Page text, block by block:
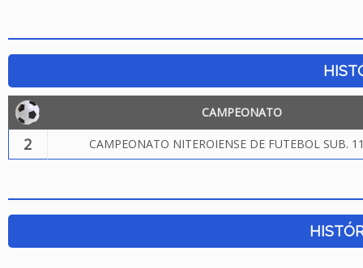
CAMPEONATO
2 CAMPEONATO NITEROIENSE DE FUTEBOL SUB.